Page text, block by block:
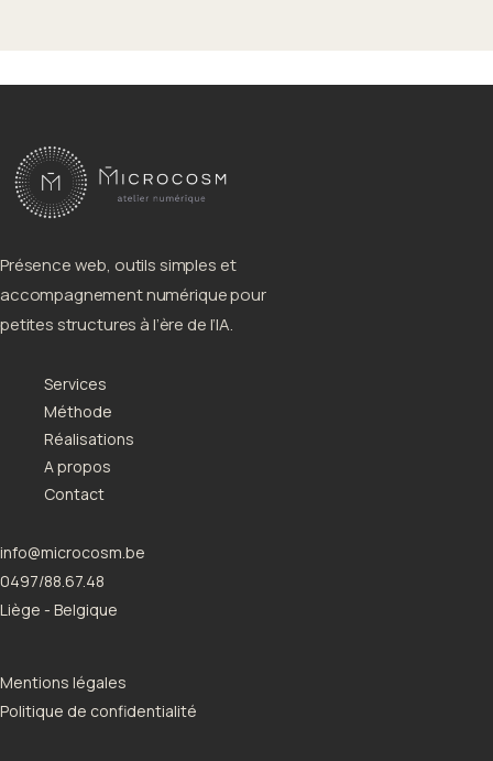
Présence web, outils simples et
accompagnement numérique pour
petites structures à l’ère de l’IA.
Services
Méthode
Réalisations
A propos
Contact
info@microcosm.be
0497/88.67.48
Liège - Belgique
Mentions légales
Politique de confidentialité